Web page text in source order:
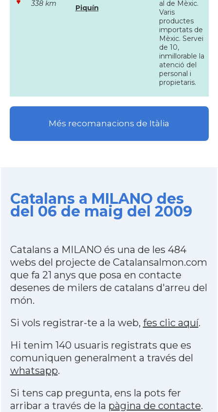
338 km Piquín
al de Mèxic.
Varis
productes
importats de
Mèxic. Servei
de 10,
inmillorable la
atenció del
personal i
propietaris.
Més recomanacions de Itàlia
Catalans a MILANO des
del 06 de maig del 2009
Catalans a MILANO és una de les 484
webs del projecte de Catalansalmon.com
que fa 21 anys que posa en contacte
desenes de milers de catalans d'arreu del
món.
Si vols registrar-te a la web, fes clic aquí.
Hi tenim 140 usuaris registrats que es
comuniquen generalment a través del
whatsapp.
Si tens cap pregunta, ens la pots fer
arribar a través de la pàgina de contacte.